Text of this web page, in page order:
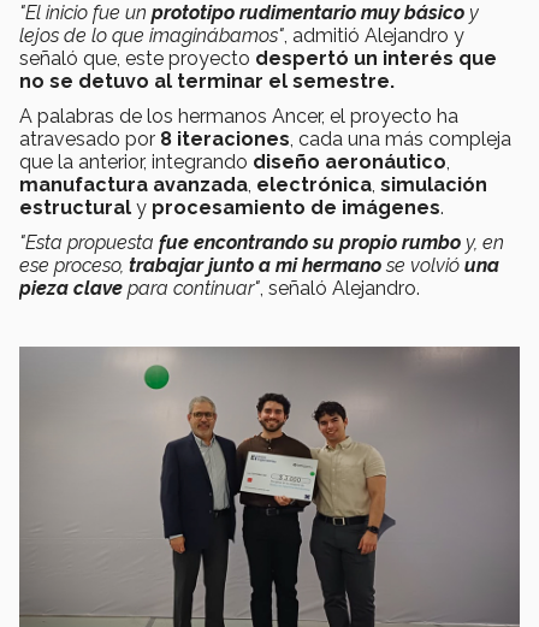
"El inicio fue un prototipo rudimentario muy básico y
lejos de lo que imaginábamos", admitió Alejandro y
señaló que, este proyecto despertó un interés que
no se detuvo al terminar el semestre.
A palabras de los hermanos Ancer, el proyecto ha
atravesado por 8 iteraciones, cada una más compleja
que la anterior, integrando diseño aeronáutico,
manufactura avanzada, electrónica, simulación
estructural y procesamiento de imágenes.
"Esta propuesta fue encontrando su propio rumbo y, en
ese proceso, trabajar junto a mi hermanose volvió una
pieza clave para continuar", señaló Alejandro.